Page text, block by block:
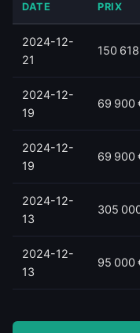
DATE PRIX
2024-12-
21
150
2024-12-
19
69 900
2024-12-
19
69 900
2024-12-
13
305
2024-12-
13
95 000